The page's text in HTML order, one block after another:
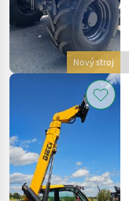
Nový stroj